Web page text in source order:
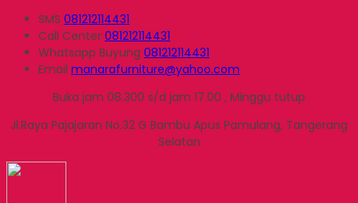
SMS 081212114431
Call Center 081212114431
Whatsapp Buyung 081212114431
Email manarafurniture@yahoo.com
Buka jam 08.300 s/d jam 17.00 , Minggu tutup
Jl.Raya Pajajaran No.32 G Bambu Apus Pamulang, Tangerang
Selatan